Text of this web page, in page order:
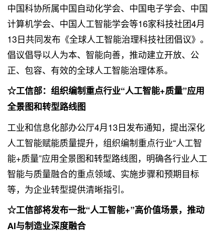
中国科协所属中国自动化学会、中国电子学会、中国
计算机学会、中国人工智能学会等16家科技社团4月
13日共同发布《全球人工智能治理科技社团倡议》。
倡议倡导以人为本、智能向善，推动建立开放、公
正、包容、有效的全球人工智能治理体系。
☆工信部：组织编制重点行业“人工智能+质量”应用
全景图和转型路线图
工业和信息化部办公厅4月13日发布通知，提出深化
人工智能赋能质量提升，组织编制重点行业“人工智
能+质量”应用全景图和转型路线图，明确各行业人工
智能与质量融合的重点领域、实施步骤和预期目标
等，为企业转型提供清晰指引。
☆工信部将发布一批“人工智能+”高价值场景，推动
AI与制造业深度融合